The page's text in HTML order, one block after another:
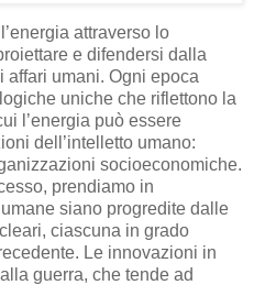
attraverso lo
e difendersi dalla
affari umani. Ogni epoca
uniche che riflettono la
l’energia può essere
dell’intelletto umano:
socioeconomiche.
prendiamo in
siano progredite dalle
ciascuna in grado
Le innovazioni in
guerra, che tende ad